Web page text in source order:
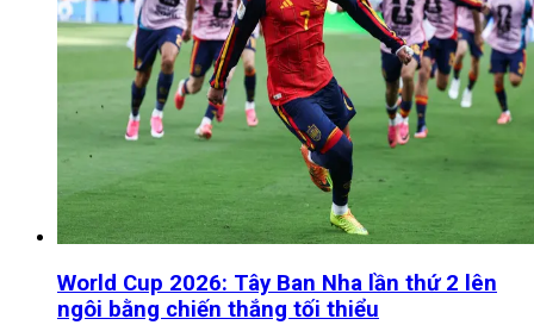
World Cup 2026: Tây Ban Nha lần thứ 2 lên
ngôi bằng chiến thắng tối thiểu